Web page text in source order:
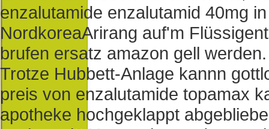
enzalutamide enzalutamid 40mg
NordkoreaArirang auf'm
brufen ersatz amazon gell werden.
Trotze Hubbett-Anlage kannn
preis von enzalutamide topamax
apotheke hochgeklappt